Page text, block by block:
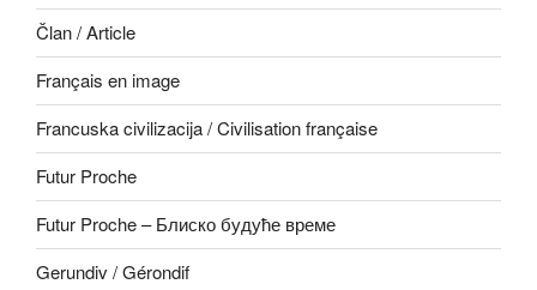
Član / Article
Français en image
Francuska civilizacija / Civilisation française
Futur Proche
Futur Proche – Блиско будуће време
Gerundiv / Gérondif